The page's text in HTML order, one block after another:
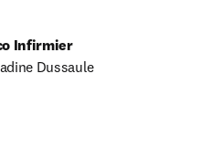
Infirmier
Dussaule